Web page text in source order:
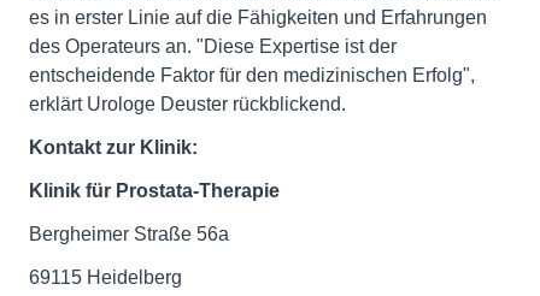
es in erster Linie auf die Fähigkeiten und Erfahrungen
des Operateurs an. "Diese Expertise ist der
entscheidende Faktor für den medizinischen Erfolg",
erklärt Urologe Deuster rückblickend.
Kontakt zur Klinik:
Klinik für Prostata-Therapie
Bergheimer Straße 56a
69115 Heidelberg